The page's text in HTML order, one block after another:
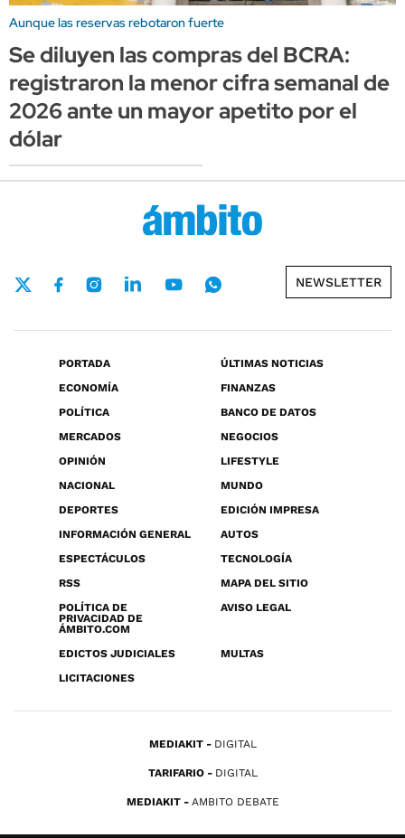
Aunque las reservas rebotaron fuerte
Se diluyen las compras del BCRA:
registraron la menor cifra semanal de
2026 ante un mayor apetito por el
dólar
NEWSLETTER
PORTADA
ÚLTIMAS NOTICIAS
ECONOMÍA
FINANZAS
POLÍTICA
BANCO DE DATOS
MERCADOS
NEGOCIOS
OPINIÓN
LIFESTYLE
NACIONAL
MUNDO
DEPORTES
EDICIÓN IMPRESA
INFORMACIÓN GENERAL
AUTOS
ESPECTÁCULOS
TECNOLOGÍA
RSS
MAPA DEL SITIO
POLÍTICA DE
PRIVACIDAD DE
ÁMBITO.COM
AVISO LEGAL
EDICTOS JUDICIALES
MULTAS
LICITACIONES
MEDIAKIT DIGITAL
TARIFARIO DIGITAL
MEDIAKIT AMBITO DEBATE